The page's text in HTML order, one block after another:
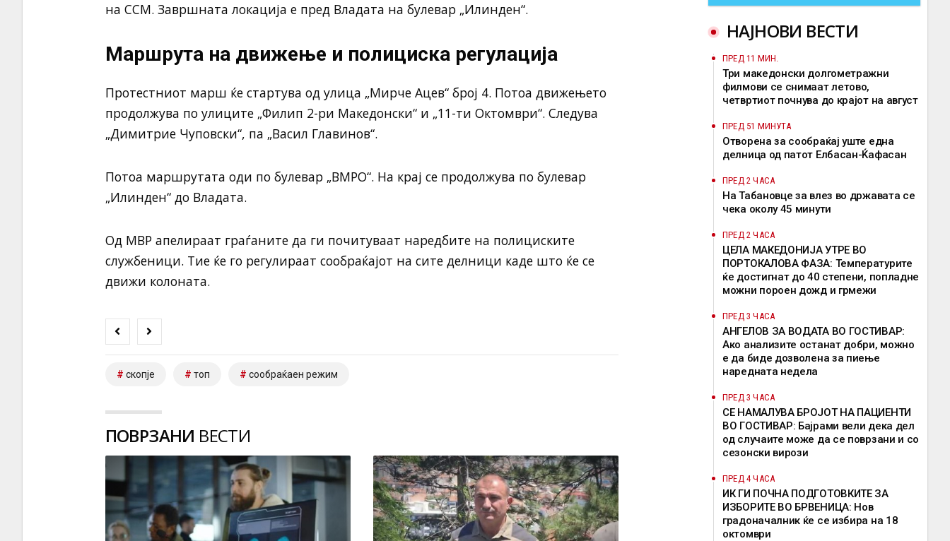
на ССМ. Завршната локација е пред Владата на булевар „Илинден“.
Маршрута на движење и полициска регулација
Протестниот марш ќе стартува од улица „Мирче Ацев“ број 4. Потоа движењето
продолжува по улиците „Филип 2-ри Македонски“ и „11-ти Октомври“. Следува
„Димитрие Чуповски“, па „Васил Главинов“.
Потоа маршрутата оди по булевар „ВМРО“. На крај се продолжува по булевар
„Илинден“ до Владата.
Од МВР апелираат граѓаните да ги почитуваат наредбите на полициските
службеници. Тие ќе го регулираат сообраќајот на сите делници каде што ќе се
движи колоната.
скопје топ сообраќаен режим
ПОВРЗАНИ ВЕСТИ
НАЈНОВИ ВЕСТИ
ПРЕД 11 МИН.
Три македонски долгометражни
филмови се снимаат летово,
четвртиот почнува до крајот на август
ПРЕД 51 МИНУТА
Отворена за сообраќај уште една
делница од патот Елбасан-Ќафасан
ПРЕД 2 ЧАСА
На Табановце за влез во државата се
чека околу 45 минути
ПРЕД 2 ЧАСА
ЦЕЛА МАКЕДОНИЈА УТРЕ ВО
ПОРТОКАЛОВА ФАЗА: Температурите
ќе достигнат до 40 степени, попладне
можни пороен дожд и грмежи
ПРЕД 3 ЧАСА
АНГЕЛОВ ЗА ВОДАТА ВО ГОСТИВАР:
Ако анализите останат добри, можно
е да биде дозволена за пиење
наредната недела
ПРЕД 3 ЧАСА
СЕ НАМАЛУВА БРОЈОТ НА ПАЦИЕНТИ
ВО ГОСТИВАР: Бајрами вели дека дел
од случаите може да се поврзани и со
сезонски вирози
ПРЕД 4 ЧАСА
ИК ГИ ПОЧНА ПОДГОТОВКИТЕ ЗА
ИЗБОРИТЕ ВО БРВЕНИЦА: Нов
градоначалник ќе се избира на 18
октомври